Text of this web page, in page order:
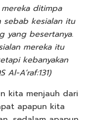
mereka ditimpa
sebab kesialan itu
yang besertanya.
mereka itu
kebanyakan
A’raf:131)
kita menjauh dari
apapun kita